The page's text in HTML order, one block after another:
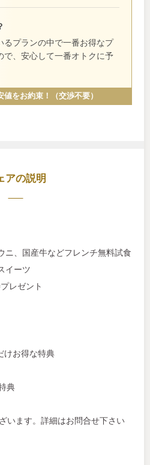
るプランの中で一番お得なプ
で、安心して一番オトクに予
をお約束！（交渉不要）
アの説明
、国産牛などフレンチ無料試食
イーツ
レゼント
お得な特典
典
います。詳細はお問合せ下さい